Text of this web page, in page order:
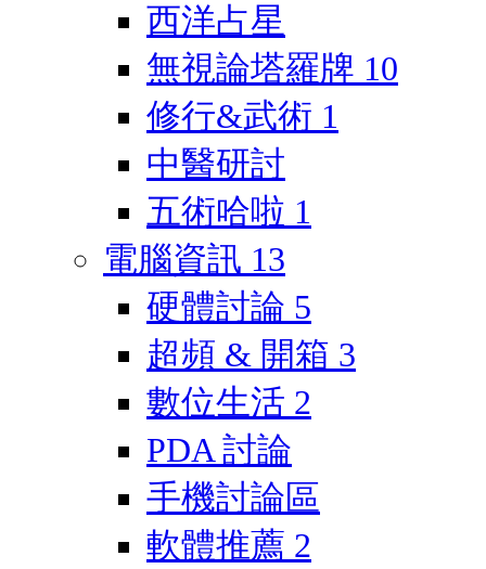
西洋占星
無視論塔羅牌 10
修行&武術 1
中醫研討
五術哈啦 1
電腦資訊 13
硬體討論 5
超頻 & 開箱 3
數位生活 2
PDA 討論
手機討論區
軟體推薦 2